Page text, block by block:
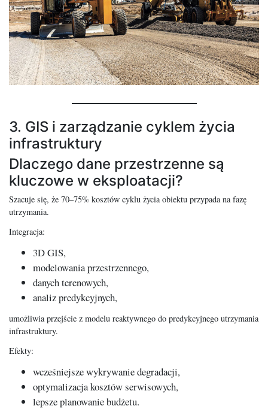
3. GIS i zarządzanie cyklem życia
infrastruktury
Dlaczego dane przestrzenne są
kluczowe w eksploatacji?
Szacuje się, że 70–75% kosztów cyklu życia obiektu przypada na fazę
utrzymania.
Integracja:
3D GIS,
modelowania przestrzennego,
danych terenowych,
analiz predykcyjnych,
umożliwia przejście z modelu reaktywnego do predykcyjnego utrzymania
infrastruktury.
Efekty:
wcześniejsze wykrywanie degradacji,
optymalizacja kosztów serwisowych,
lepsze planowanie budżetu.